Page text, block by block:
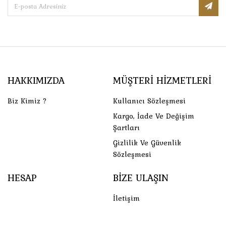
HAKKIMIZDA
Biz Kimiz ?
MÜŞTERI HIZMETLERI
Kullanıcı Sözleşmesi
Kargo, İade Ve Değişim
Şartları
Gizlilik Ve Güvenlik
Sözleşmesi
HESAP BIZE ULAŞIN
İletişim